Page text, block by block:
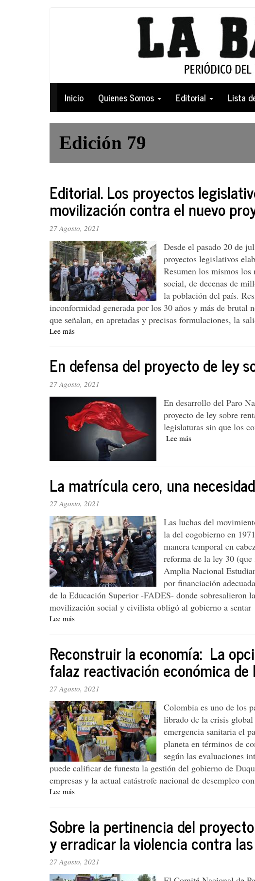
Navegación
principal
Inicio Quienes Somos Editorial Lista
Edición 79
Editorial. Los proyectos
movilización contra el nuevo
27 Agosto, 2021
Desde el pasado 20 de
proyectos legislativos
Resumen los mismos
social, de decenas de
la población del país.
inconformidad generada por los 30 años y más de
que señalan, en apretadas y precisas formulaciones, la
Lee más
proyectos
legislativos
del
la
próxima
movilización
nuevo
de
reforma
tributaria
En defensa del proyecto de ley
27 Agosto, 2021
En desarrollo del Paro
proyecto de ley sobre
legislaturas sin que los
Lee más
de
renta
básica
La matrícula cero, una
27 Agosto, 2021
Las luchas del
la del cogobierno en
manera temporal en
reforma de la ley 30
Amplia Nacional
por financiación
de la Educación Superior -FADES- donde sobresalieron
movilización social y civilista obligó al gobierno a sentar
Lee más
cero,
una
necesidad
democrática
Reconstruir la economía: La
falaz reactivación económica de
27 Agosto, 2021
Colombia es uno de los
librado de la crisis global
emergencia sanitaria el
planeta en términos de
según las evaluaciones
puede calificar de funesta la gestión del gobierno de
empresas y la actual catástrofe nacional de desempleo
Lee más
economía:
La
opción
social
diferencial
vs.
Sobre la pertinencia del
y erradicar la violencia contra
27 Agosto, 2021